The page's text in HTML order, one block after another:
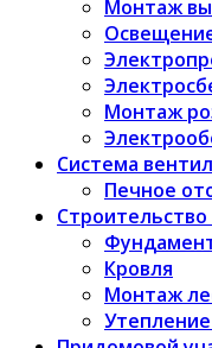
Монтаж
Монтаж
Система
Печное
Кровля
Монтаж